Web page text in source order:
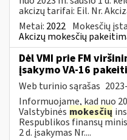
akcizų tarifai: Eil. Nr.
Metai: 2022 Mokesčių
Akcizų mokesčių
Dėl VMI prie FM
įsakymo VA-16
Web turinio sąrašas
Informuojame, kad nuo
Valstybinės mokesčių
Respublikos finansų
2 d. įsakymas Nr....